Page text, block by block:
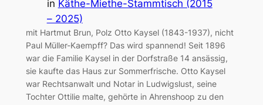
in Käthe-Miethe-Stammtisch (2015
– 2025)
mit Hartmut Brun, Polz Otto Kaysel (1843-1937), nicht
Paul Müller-Kaempff? Das wird spannend! Seit 1896
war die Familie Kaysel in der Dorfstraße 14 ansässig,
sie kaufte das Haus zur Sommerfrische. Otto Kaysel
war Rechtsanwalt und Notar in Ludwigslust, seine
Tochter Ottilie malte, gehörte in Ahrenshoop zu den